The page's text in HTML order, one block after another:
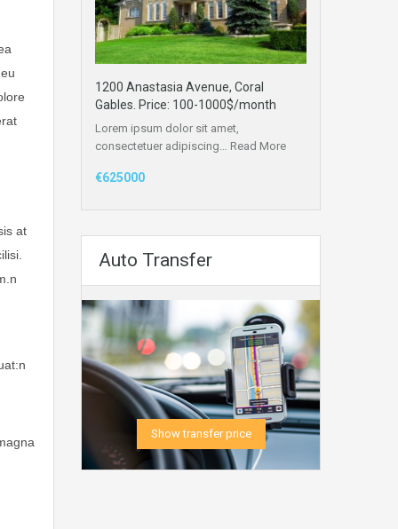
at
1200 Anastasia Avenue, Coral
Gables. Price: 100-1000$/month
Lorem ipsum dolor sit amet,
consectetuer adipiscing… Read More
€625000
Auto Transfer
Show transfer price